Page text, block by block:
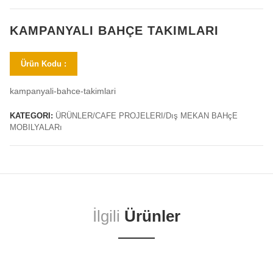
KAMPANYALI BAHÇE TAKIMLARI
Ürün Kodu :
kampanyali-bahce-takimlari
KATEGORI: ÜRÜNLER/CAFE PROJELERI/Dış MEKAN BAHçE
MOBILYALARı
İlgili Ürünler